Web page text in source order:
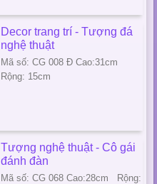
Decor trang trí - Tượng đá
nghệ thuật
Mã số: CG 008 Đ Cao:31cm
Rộng: 15cm
Tượng nghệ thuật - Cô gái
đánh đàn
Mã số: CG 068 Cao:28cm Rộng: